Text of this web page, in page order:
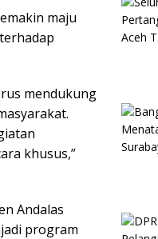
maju
mendukung
khusus,”
Andalas
program